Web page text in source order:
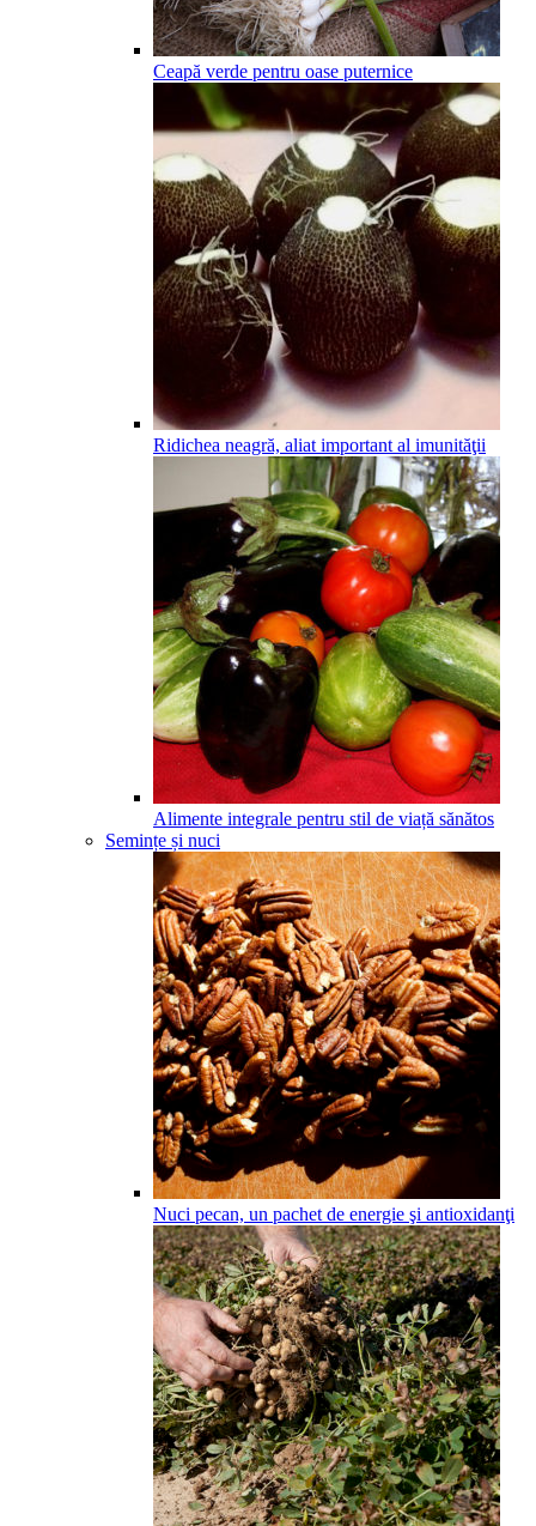
Ceapă verde pentru oase puternice
Ridichea neagră, aliat important al imunităţii
Alimente integrale pentru stil de viață sănătos
Semințe și nuci
Nuci pecan, un pachet de energie şi antioxidanţi